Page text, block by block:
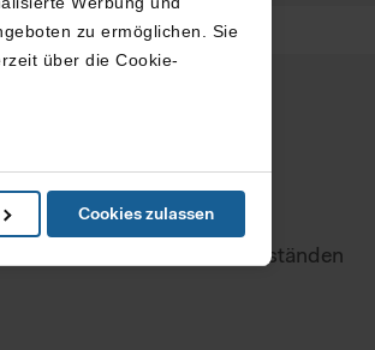
zu ermöglichen. Sie
über die Cookie-
können
Präferenzen imAbschnitt
Cookies zulassen
.
kann also unter Umständen